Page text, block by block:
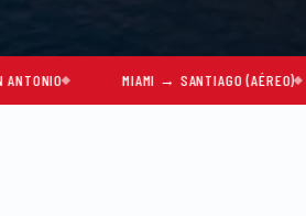
MIAMI → SANTIAGO (AÉREO)